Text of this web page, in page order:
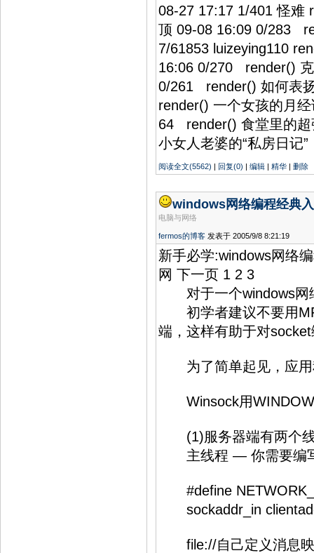
08-27 17:17 1/401 怪难
顶 09-08 16:09 0/283
7/61853 luizeying110
16:06 0/270 render()
0/261 render() 如何表
render() 一个女孩的月
64 render() 食堂里的
小女人老婆的“私房日记
阅读全文(5562) | 回复(0) | 编辑 | 精华 | 删除
windows网络编程经典
电脑与网络
fermos的博客 发表于 2005/9/8 8:21:19
新手必学:windows网络
网 下一页 1 2 3
对于一个windows网
初学者建议不要用
端，这样有助于对
为了简单起见，应用
Winsock用
(1)服务器端有两个
主线程 — 你需要编
#define
sockaddr_in
file://自己定义消息映